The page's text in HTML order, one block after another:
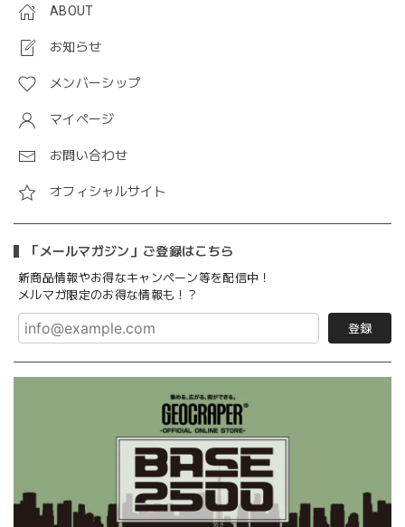
ABOUT
お知らせ
メンバーシップ
マイページ
お問い合わせ
オフィシャルサイト
「メールマガジン」ご登録はこちら
新商品情報やお得なキャンペーン等を配信中！
メルマガ限定のお得な情報も！？
登録